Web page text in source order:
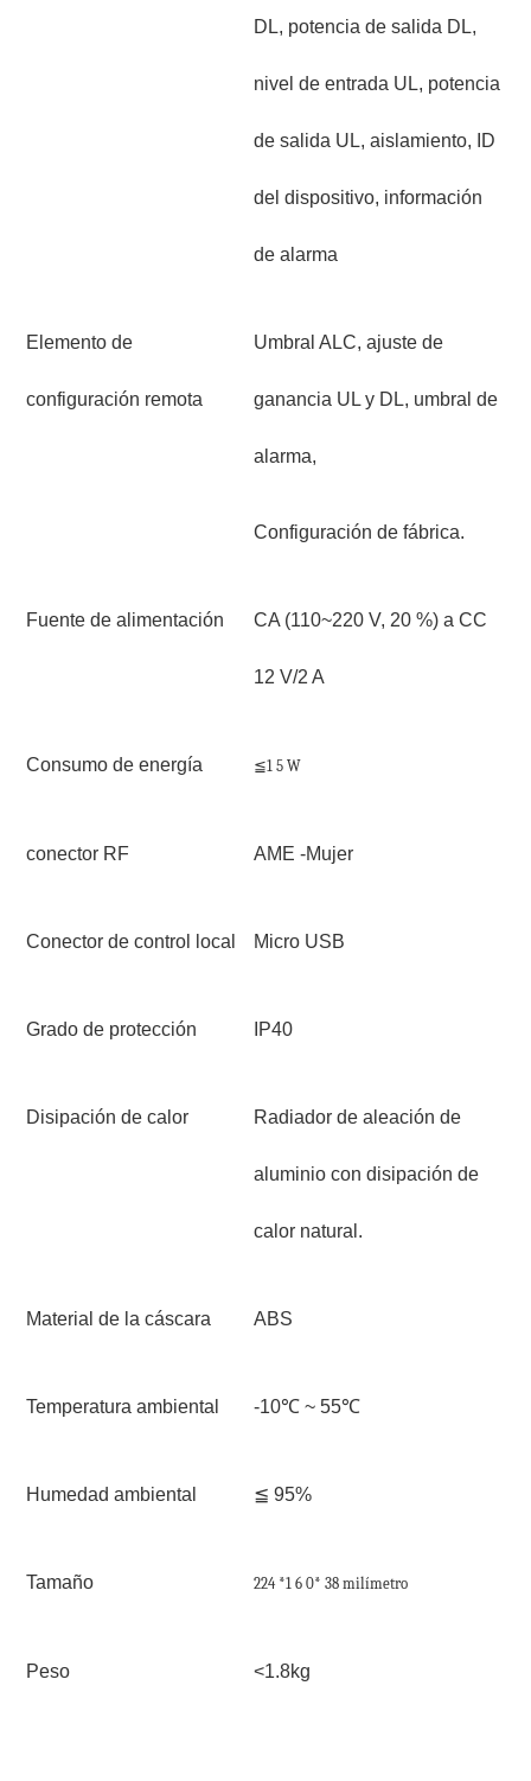
DL, potencia de salida DL,
nivel de entrada UL, potencia
de salida UL, aislamiento, ID
del dispositivo, información
de alarma
Elemento de
configuración remota
Umbral ALC, ajuste de
ganancia UL y DL, umbral de
alarma,
Configuración de fábrica.
Fuente de alimentación CA (110~220 V, 20 %) a CC
12 V/2 A
Consumo de energía ≦1 5 W
conector RF AME -Mujer
Conector de control local Micro USB
Grado de protección IP40
Disipación de calor Radiador de aleación de
aluminio con disipación de
calor natural.
Material de la cáscara ABS
Temperatura ambiental -10℃ ~ 55℃
Humedad ambiental ≦ 95%
Tamaño 224 *1 6 0* 38 milímetro
Peso <1.8kg